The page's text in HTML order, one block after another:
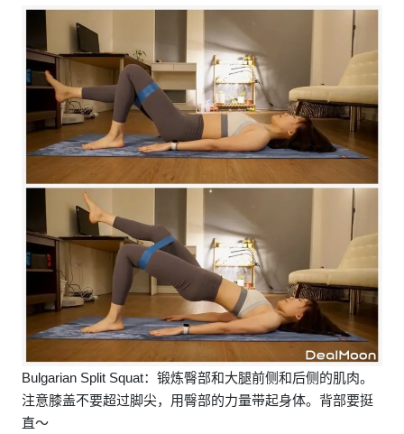
Bulgarian Split Squat：锻炼臀部和大腿前侧和后侧的肌肉。
注意膝盖不要超过脚尖，用臀部的力量带起身体。背部要挺
直～